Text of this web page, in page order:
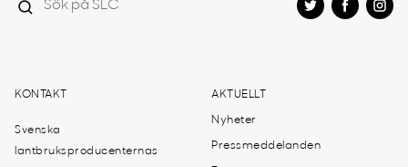
KONTAKT
Svenska
lantbruksproducenternas
AKTUELLT
Nyheter
Pressmeddelanden